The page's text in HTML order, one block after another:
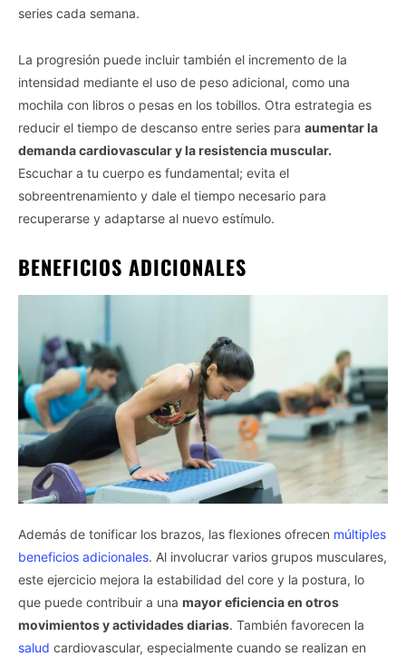
series cada semana.
La progresión puede incluir también el incremento de la
intensidad mediante el uso de peso adicional, como una
mochila con libros o pesas en los tobillos. Otra estrategia es
reducir el tiempo de descanso entre series para aumentar la
demanda cardiovascular y la resistencia muscular.
Escuchar a tu cuerpo es fundamental; evita el
sobreentrenamiento y dale el tiempo necesario para
recuperarse y adaptarse al nuevo estímulo.
BENEFICIOS ADICIONALES
Además de tonificar los brazos, las flexiones ofrecen múltiples
beneficios adicionales. Al involucrar varios grupos musculares,
este ejercicio mejora la estabilidad del core y la postura, lo
que puede contribuir a una mayor eficiencia en otros
movimientos y actividades diarias. También favorecen la
salud cardiovascular, especialmente cuando se realizan en